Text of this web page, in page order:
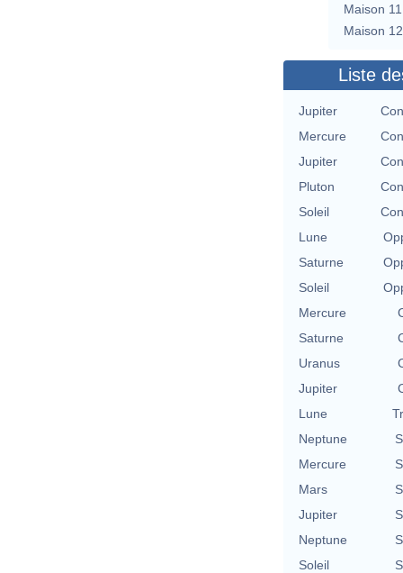
Maison 11
Maison 12
Liste
Jupiter
Mercure
Jupiter
Pluton
Soleil
Lune
Saturne
Soleil
Mercure
Saturne
Uranus
Jupiter
Lune
Neptune
Mercure
Mars
Jupiter
Neptune
Soleil